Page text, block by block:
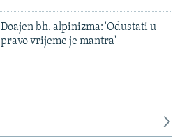
Doajen bh. alpinizma: 'Odustati u
pravo vrijeme je mantra'